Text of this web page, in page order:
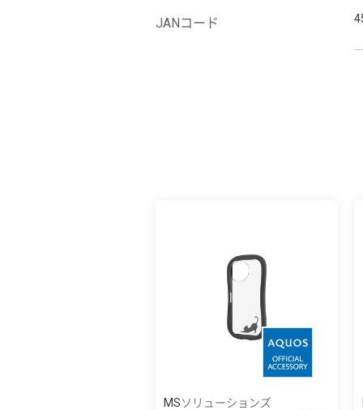
JANコード
MSソリューションズ